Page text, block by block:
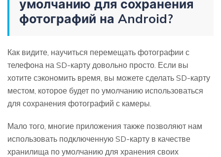
умолчанию для сохранения
фотографий на Android?
Как видите, научиться перемещать фотографии с
телефона на SD-карту довольно просто. Если вы
хотите сэкономить время, вы можете сделать SD-карту
местом, которое будет по умолчанию использоваться
для сохранения фотографий с камеры.
Мало того, многие приложения также позволяют нам
использовать подключенную SD-карту в качестве
хранилища по умолчанию для хранения своих